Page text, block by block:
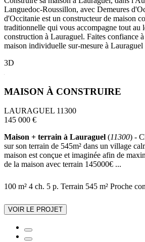
Languedoc-Roussillon, avec Demeures
d'Occitanie est un constructeur de maison
traditionnelle qui vous accompagne tout au
construction à Lauraguel. Faites confiance
maison individuelle sur-mesure à
3D
MAISON À CONSTRUIRE
LAURAGUEL 11300
145 000 €
Maison + terrain à Lauraguel (11300) -
sur son terrain de 545m² dans un village
maison est conçue et imaginée afin de
de la maison avec terrain 145000€ ...
100 m² 4 ch. 5 p. Terrain 545 m² Proche
VOIR LE PROJET